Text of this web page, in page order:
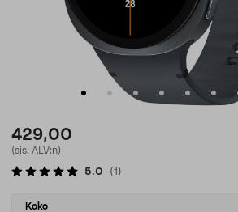
429,00
(sis. ALV:n)
5.0 (1 )
Select
Koko